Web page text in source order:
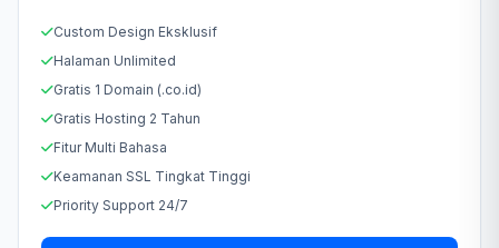
Custom Design Eksklusif
Halaman Unlimited
Gratis 1 Domain (.co.id)
Gratis Hosting 2 Tahun
Fitur Multi Bahasa
Keamanan SSL Tingkat Tinggi
Priority Support 24/7